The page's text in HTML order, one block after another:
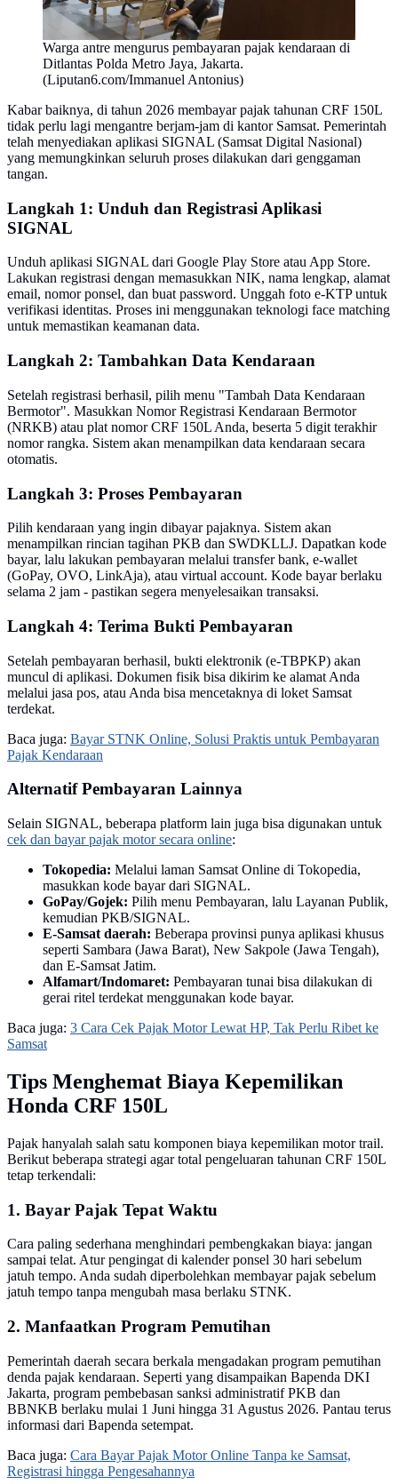
Warga antre mengurus pembayaran pajak kendaraan di
Ditlantas Polda Metro Jaya, Jakarta.
(Liputan6.com/Immanuel Antonius)
Kabar baiknya, di tahun 2026 membayar pajak tahunan CRF 150L
tidak perlu lagi mengantre berjam-jam di kantor Samsat. Pemerintah
telah menyediakan aplikasi SIGNAL (Samsat Digital Nasional)
yang memungkinkan seluruh proses dilakukan dari genggaman
tangan.
Langkah 1: Unduh dan Registrasi Aplikasi
SIGNAL
Unduh aplikasi SIGNAL dari Google Play Store atau App Store.
Lakukan registrasi dengan memasukkan NIK, nama lengkap, alamat
email, nomor ponsel, dan buat password. Unggah foto e-KTP untuk
verifikasi identitas. Proses ini menggunakan teknologi face matching
untuk memastikan keamanan data.
Langkah 2: Tambahkan Data Kendaraan
Setelah registrasi berhasil, pilih menu "Tambah Data Kendaraan
Bermotor". Masukkan Nomor Registrasi Kendaraan Bermotor
(NRKB) atau plat nomor CRF 150L Anda, beserta 5 digit terakhir
nomor rangka. Sistem akan menampilkan data kendaraan secara
otomatis.
Langkah 3: Proses Pembayaran
Pilih kendaraan yang ingin dibayar pajaknya. Sistem akan
menampilkan rincian tagihan PKB dan SWDKLLJ. Dapatkan kode
bayar, lalu lakukan pembayaran melalui transfer bank, e-wallet
(GoPay, OVO, LinkAja), atau virtual account. Kode bayar berlaku
selama 2 jam - pastikan segera menyelesaikan transaksi.
Langkah 4: Terima Bukti Pembayaran
Setelah pembayaran berhasil, bukti elektronik (e-TBPKP) akan
muncul di aplikasi. Dokumen fisik bisa dikirim ke alamat Anda
melalui jasa pos, atau Anda bisa mencetaknya di loket Samsat
terdekat.
Baca juga: Bayar STNK Online, Solusi Praktis untuk Pembayaran
Pajak Kendaraan
Alternatif Pembayaran Lainnya
Selain SIGNAL, beberapa platform lain juga bisa digunakan untuk
cek dan bayar pajak motor secara online:
Tokopedia: Melalui laman Samsat Online di Tokopedia,
masukkan kode bayar dari SIGNAL.
GoPay/Gojek: Pilih menu Pembayaran, lalu Layanan Publik,
kemudian PKB/SIGNAL.
E-Samsat daerah: Beberapa provinsi punya aplikasi khusus
seperti Sambara (Jawa Barat), New Sakpole (Jawa Tengah),
dan E-Samsat Jatim.
Alfamart/Indomaret: Pembayaran tunai bisa dilakukan di
gerai ritel terdekat menggunakan kode bayar.
Baca juga: 3 Cara Cek Pajak Motor Lewat HP, Tak Perlu Ribet ke
Samsat
Tips Menghemat Biaya Kepemilikan
Honda CRF 150L
Pajak hanyalah salah satu komponen biaya kepemilikan motor trail.
Berikut beberapa strategi agar total pengeluaran tahunan CRF 150L
tetap terkendali:
1. Bayar Pajak Tepat Waktu
Cara paling sederhana menghindari pembengkakan biaya: jangan
sampai telat. Atur pengingat di kalender ponsel 30 hari sebelum
jatuh tempo. Anda sudah diperbolehkan membayar pajak sebelum
jatuh tempo tanpa mengubah masa berlaku STNK.
2. Manfaatkan Program Pemutihan
Pemerintah daerah secara berkala mengadakan program pemutihan
denda pajak kendaraan. Seperti yang disampaikan Bapenda DKI
Jakarta, program pembebasan sanksi administratif PKB dan
BBNKB berlaku mulai 1 Juni hingga 31 Agustus 2026. Pantau terus
informasi dari Bapenda setempat.
Baca juga: Cara Bayar Pajak Motor Online Tanpa ke Samsat,
Registrasi hingga Pengesahannya